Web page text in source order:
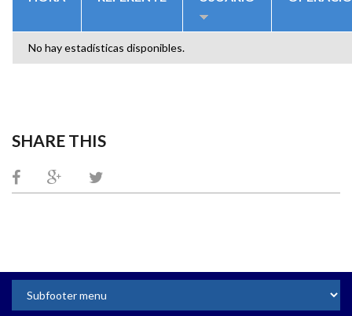
No hay estadísticas disponibles.
SHARE THIS